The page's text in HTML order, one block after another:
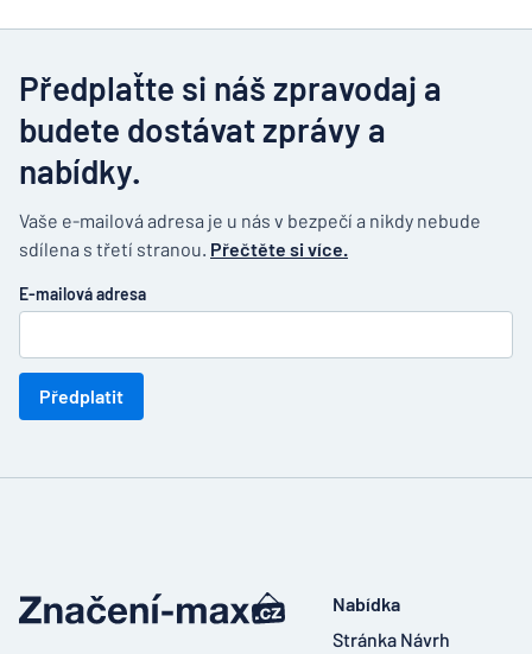
Předplaťte si náš zpravodaj a
budete dostávat zprávy a
nabídky.
Vaše e-mailová adresa je u nás v bezpečí a nikdy nebude
sdílena s třetí stranou. Přečtěte si více.
E-mailová adresa
Předplatit
Nabídka
Stránka Návrh